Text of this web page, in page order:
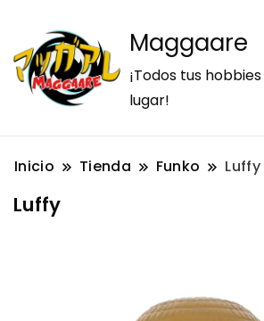
Maggaare
¡Todos tus
lugar!
Inicio Tienda Funko Luffy
Luffy